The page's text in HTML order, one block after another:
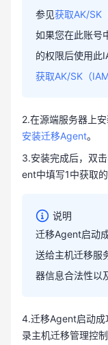
参见获取AK/SK
如果您在此账号
的权限后使用此
获取AK/SK（IAM
2.在源端服务器上
安装迁移Agent。
3.安装完成后，双
ent中填写1中获取
说明
迁移Agent启动
送给主机迁移服
器信息合法性以
4.迁移Agent启动成
录主机迁移管理控